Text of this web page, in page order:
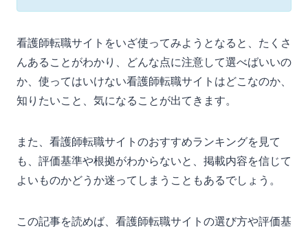
看護師転職サイトをいざ使ってみようとなると、たくさ
んあることがわかり、どんな点に注意して選べばいいの
か、使ってはいけない看護師転職サイトはどこなのか、
知りたいこと、気になることが出てきます。
また、看護師転職サイトのおすすめランキングを見て
も、評価基準や根拠がわからないと、掲載内容を信じて
よいものかどうか迷ってしまうこともあるでしょう。
この記事を読めば、看護師転職サイトの選び方や評価基